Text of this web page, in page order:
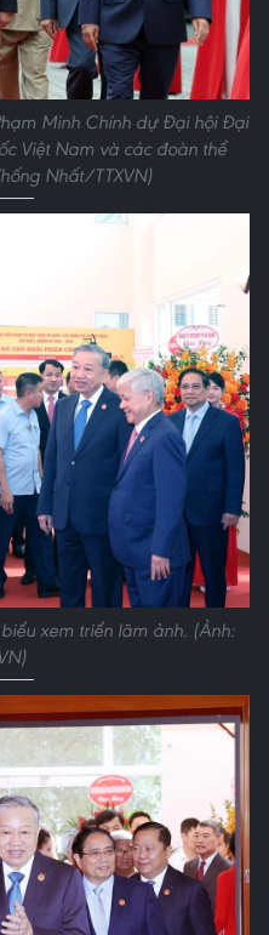
Minh Chính dự Đại hội Đại
Việt Nam và các đoàn thể
Nhất/TTXVN)
xem triển lãm ảnh. (Ảnh: